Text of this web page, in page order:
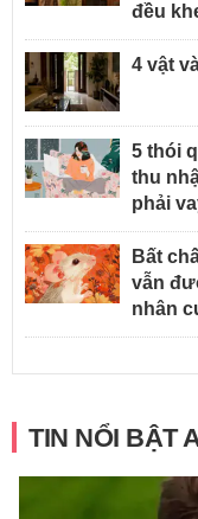
đều
4 vật
5 thói
thu
phải
Bất
vẫn
nhân
TIN NỔI BẬT